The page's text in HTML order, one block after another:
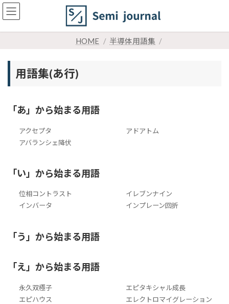
コ
ン
ナ
ビ
HOME 半導体用語集
用語集(あ行)
「あ」から始まる用語
アクセプタ
アドアトム
アバランシェ降伏
「い」から始まる用語
位相コントラスト
イレブンナイン
インバータ
インプレーン回折
「う」から始まる用語
「え」から始まる用語
永久双極子
エピタキシャル成長
エピハウス
エレクトロマイグレーション